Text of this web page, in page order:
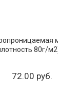
80г/
72.00 руб.